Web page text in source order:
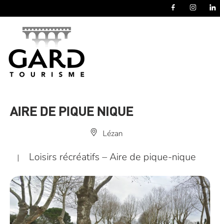
AIRE DE PIQUE NIQUE
Lézan
| Loisirs récréatifs – Aire de pique-nique